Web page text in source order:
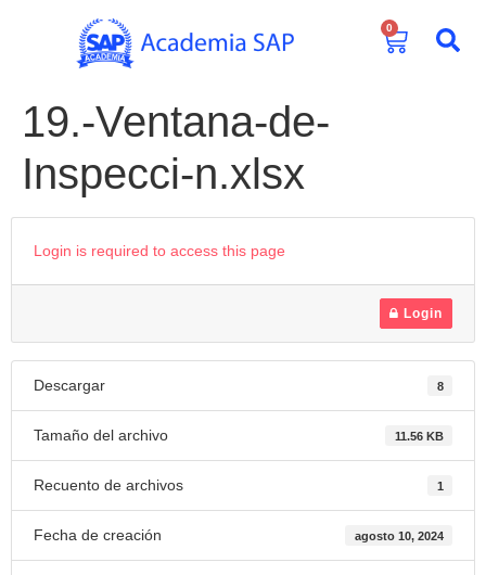
0
19.-Ventana-de-
Inspecci-n.xlsx
Login is required to access this page
Login
Descargar 8
Tamaño del archivo 11.56 KB
Recuento de archivos 1
Fecha de creación agosto 10, 2024